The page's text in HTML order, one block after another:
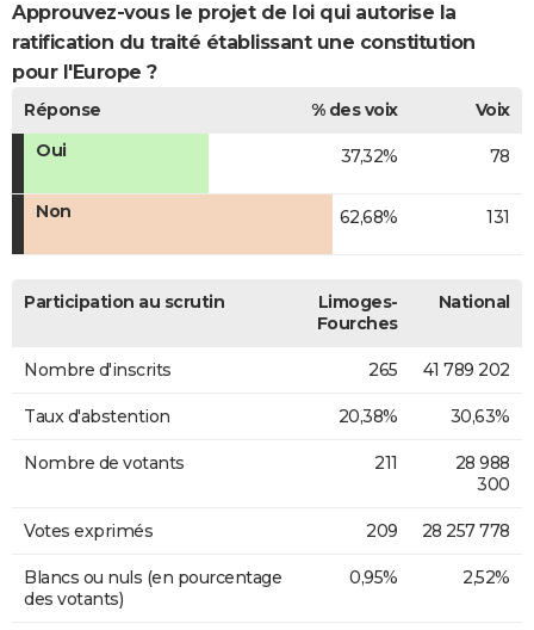
Approuvez-vous le projet de loi qui autorise la
ratification du traité établissant une constitution
pour l'Europe ?
Réponse % des voix
Voix
Oui
37,32% 78
Non 62,68% 131
Participation au scrutin
Limoges-
Fourches
National
Nombre d'inscrits 265 41 789 202
Taux d'abstention 20,38% 30,63%
Nombre de votants 211
28 988
300
Votes exprimés 209 28 257 778
Blancs ou nuls (en pourcentage
des votants)
0,95% 2,52%